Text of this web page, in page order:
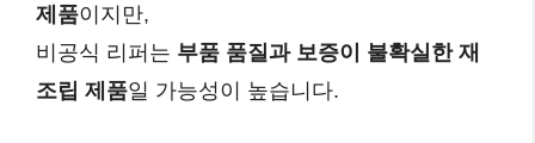
제품이지만,
비공식 리퍼는 부품 품질과 보증이 불확실한 재
조립 제품일 가능성이 높습니다.